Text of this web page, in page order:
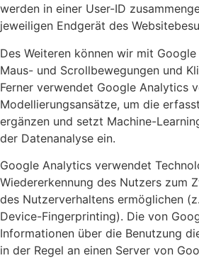
werden in einer User-ID
jeweiligen Endgerät des
Des Weiteren können wir mit
Maus- und Scrollbewegungen und
Ferner verwendet Google Analytics
Modellierungsansätze, um die
ergänzen und setzt Machine-
der Datenanalyse ein.
Google Analytics verwendet
Wiedererkennung des Nutzers zum
des Nutzerverhaltens ermöglichen
Device-Fingerprinting). Die von
Informationen über die Benutzung
in der Regel an einen Server von